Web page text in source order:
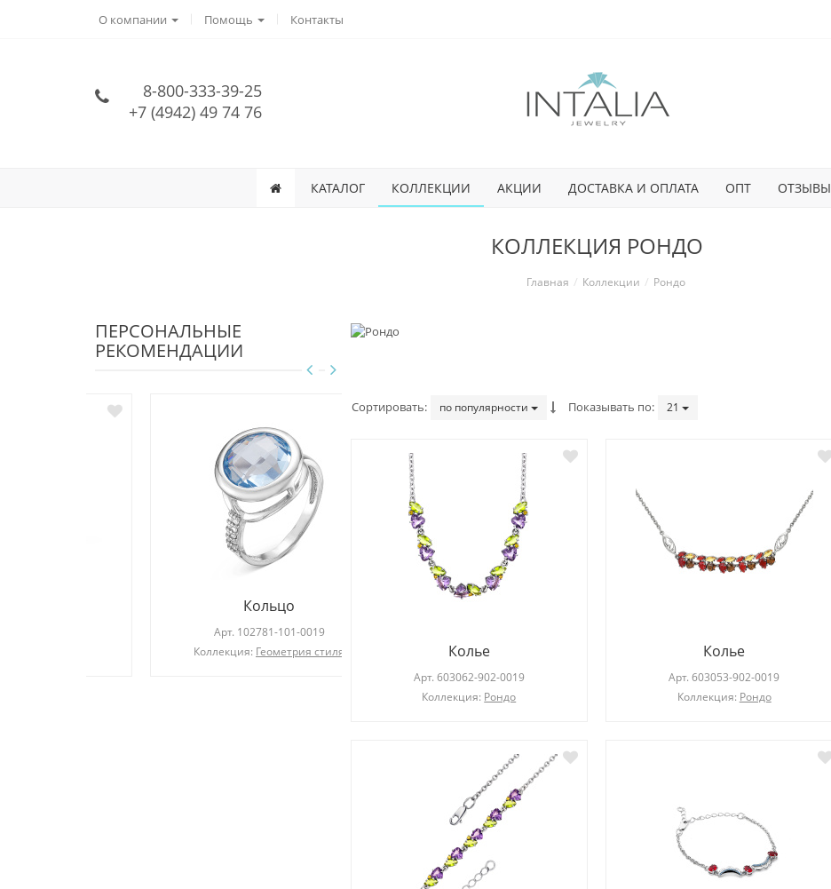
О компании Помощь Контакты
8-800-333-39-25
+7 (4942) 49 74 76
КАТАЛОГ КОЛЛЕКЦИИ АКЦИИ ДОСТАВКА И ОПЛАТА ОПТ ОТЗЫВЫ
КОЛЛЕКЦИЯ РОНДО
Главная Коллекции Рондо
ПЕРСОНАЛЬНЫЕ
РЕКОМЕНДАЦИИ
102781-101-0019
Коллекция:Геометрия стиля
Кольцо
Коллекция:Elegance
Коллекция: нет
Сортировать по популярности Показывать по 21
Колье
Арт. 603062-902-0019
Коллекция: Рондо
Колье
Арт.603053-902-0019
Коллекция: Рондо